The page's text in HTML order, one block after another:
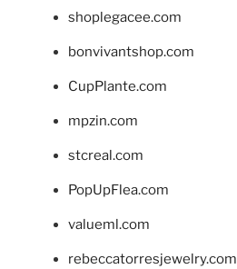
shoplegacee.com
bonvivantshop.com
CupPlante.com
mpzin.com
stcreal.com
PopUpFlea.com
valueml.com
rebeccatorresjewelry.com